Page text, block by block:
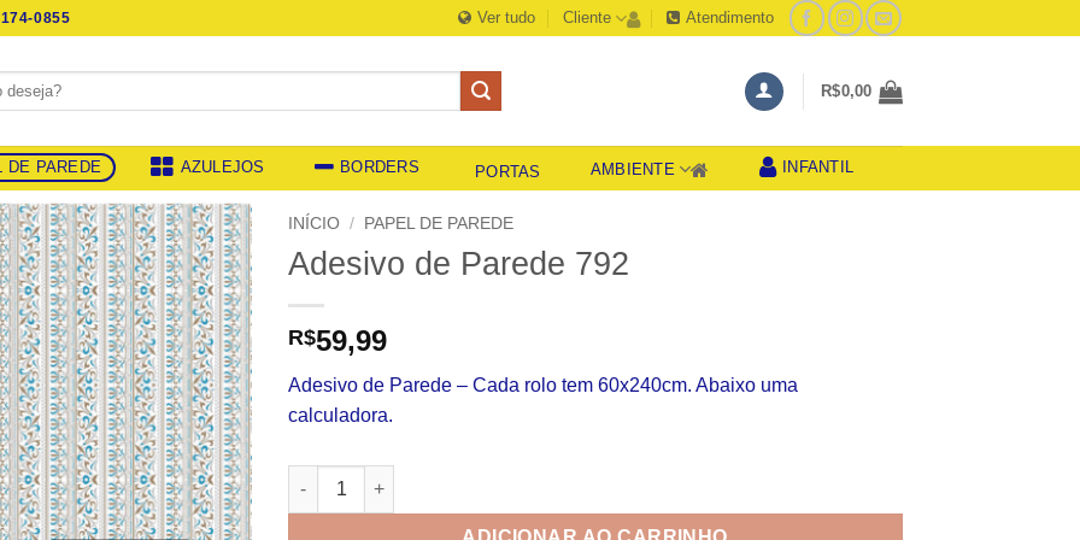
0855 Ver tudo Cliente Atendimento
R$0,00
DE PAREDE AZULEJOS BORDERS PORTAS AMBIENTE INFANTIL
INÍCIO / PAPEL DE PAREDE
Adesivo de Parede 792
R$59,99
Adesivo de Parede – Cada rolo tem 60x240cm. Abaixo uma
calculadora.
Adesivo de Parede 792 quantidade